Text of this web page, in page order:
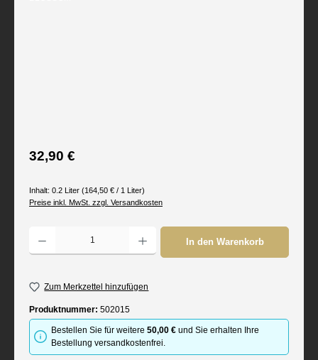
Regulärer Preis:
32,90 €
Inhalt: 0.2 Liter (164,50 € / 1 Liter)
Preise inkl. MwSt. zzgl. Versandkosten
Produkt Anzahl: Gib den gewünschten Wert ein oder benutze die Schaltflächen um
In den Warenkorb
Zum Merkzettel hinzufügen
Produktnummer: 502015
Bestellen Sie für weitere50,00 € und Sie erhalten Ihre
Bestellung versandkostenfrei.